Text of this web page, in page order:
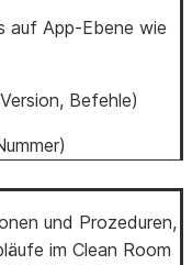
auf App-Ebene wie
Befehle)
und Prozeduren,
im Clean Room